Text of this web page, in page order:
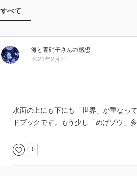
すべて
海と青硝子さんの感想
2023年2月2日
水面の上にも下にも「世界」が重なっ
ドブックです。もう少し「めげゾウ」
0